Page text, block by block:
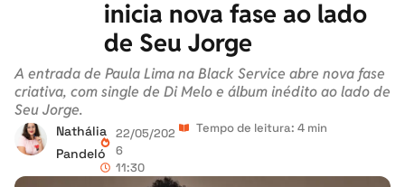
inicia nova fase ao lado
de Seu Jorge
A entrada de Paula Lima na Black Service abre nova fase
criativa, com single de Di Melo e álbum inédito ao lado de
Seu Jorge.
Nathália
Pandeló
22/05/202
6
11:30
Tempo de leitura: 4 min